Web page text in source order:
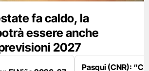
fa caldo, la
essere anche
2027
Pasqui (CNR):